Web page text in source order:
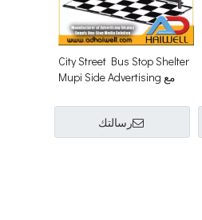
City Street Bus Stop Shelter
مع Mupi Side Advertising
رسالتك